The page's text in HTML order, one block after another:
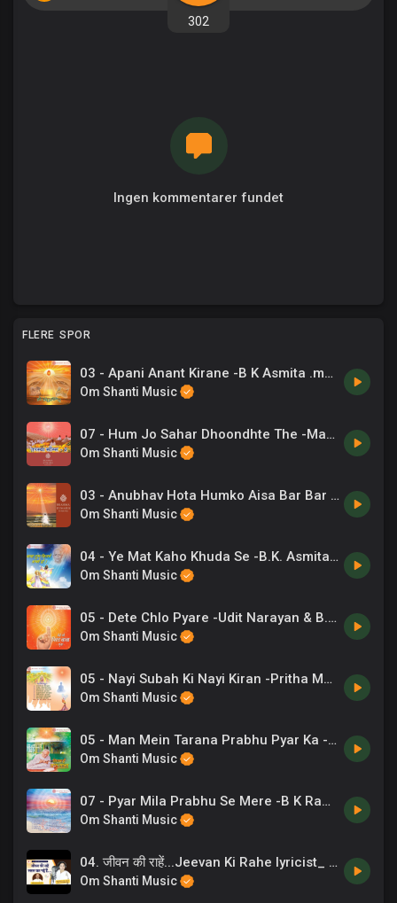
302
Ingen kommentarer fundet
FLERE SPOR
03 - Apani Anant Kirane -B K Asmita .mp3
Om Shanti Music
07 - Hum Jo Sahar Dhoondhte The -Mahendra Kapoor .mp3
Om Shanti Music
03 - Anubhav Hota Humko Aisa Bar Bar Hai -Om Vyas .mp3
Om Shanti Music
04 - Ye Mat Kaho Khuda Se -B.K. Asmita .mp3
Om Shanti Music
05 - Dete Chlo Pyare -Udit Narayan & B.K. Asmita .mp3
Om Shanti Music
05 - Nayi Subah Ki Nayi Kiran -Pritha Majumdar .mp3
Om Shanti Music
05 - Man Mein Tarana Prabhu Pyar Ka -Udit Narayan .mp3
Om Shanti Music
07 - Pyar Mila Prabhu Se Mere -B K Ramesh .mp3
Om Shanti Music
04. जीवन की राहें...Jeevan Ki Rahe lyricist_ BK CA Lalit Inani Singer_ BK Reena Music_Rajesh Jha
Om Shanti Music